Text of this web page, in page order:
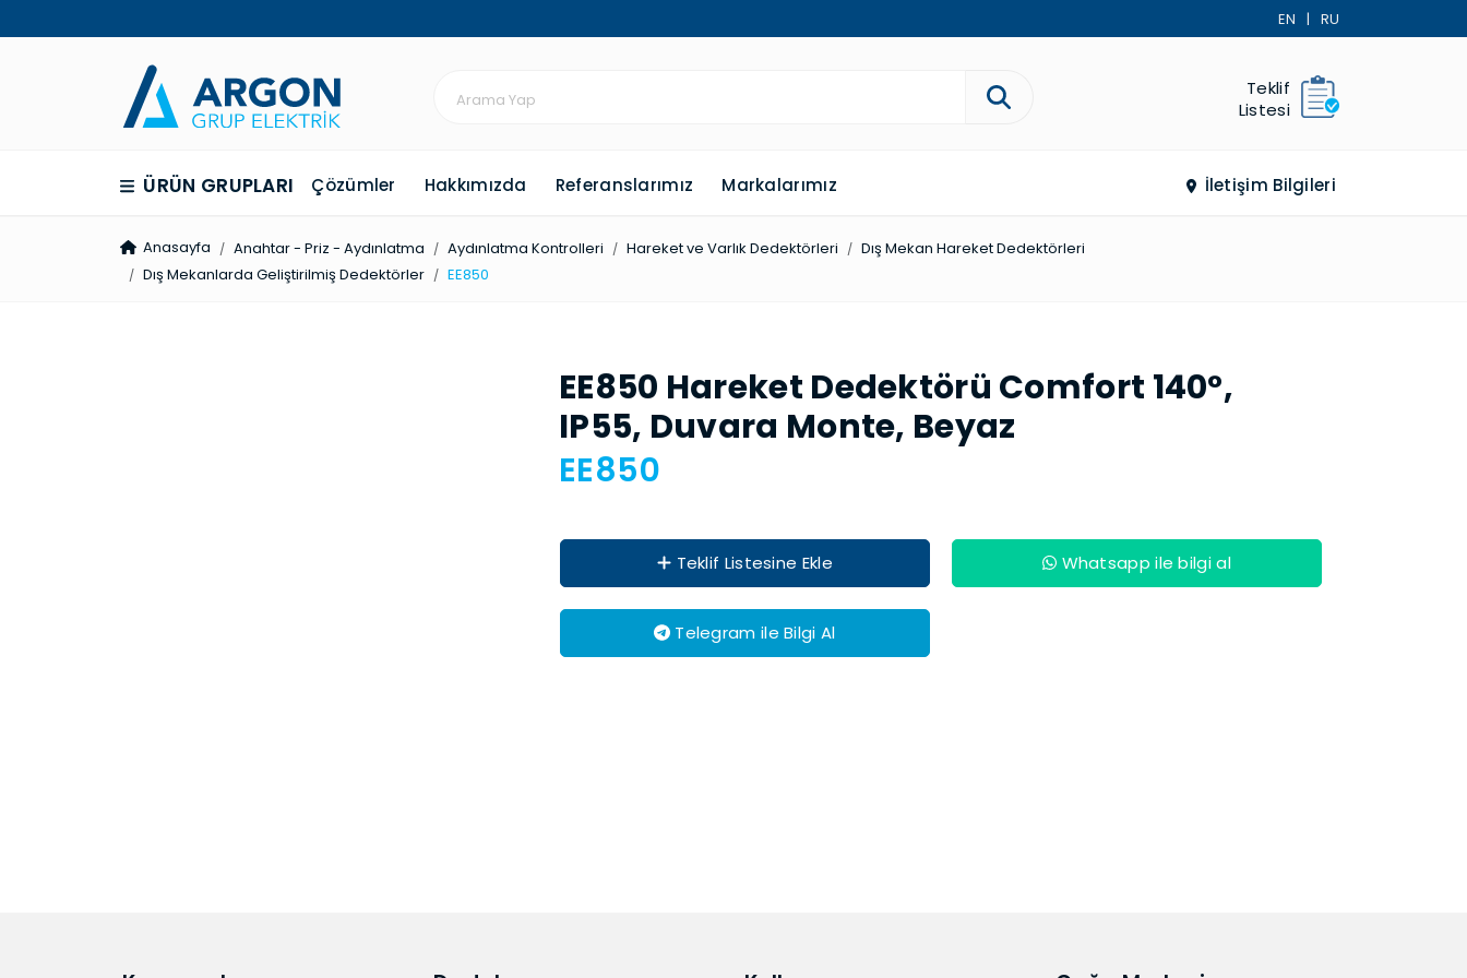
EN | RU
Teklif
Listesi
ÜRÜN GRUPLARI Çözümler Hakkımızda Referanslarımız Markalarımız İletişim Bilgileri
Anasayfa Anahtar - Priz - Aydınlatma Aydınlatma Kontrolleri Hareket ve Varlık Dedektörleri
Dış Mekan Hareket Dedek­törleri
Dış Mekan­larda Geliştir­ilmiş Dedek­törler
EE850
EE850 Hareket Dedek­törü Comfort 140°,
IP55, Duvara Monte, Beyaz
EE850
Teklif Listesine Ekle Whatsapp ile bilgi al
Telegram ile Bilgi Al